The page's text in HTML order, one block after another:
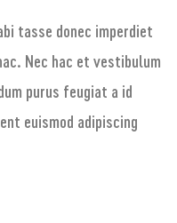
tasse donec imperdiet
Nec hac et vestibulum
purus feugiat a id
euismod adipiscing